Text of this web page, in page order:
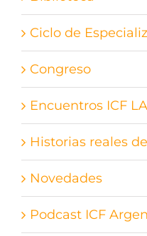
Ciclo de
Congreso
Encuentros ICF
Historias reales
Novedades
Podcast ICF